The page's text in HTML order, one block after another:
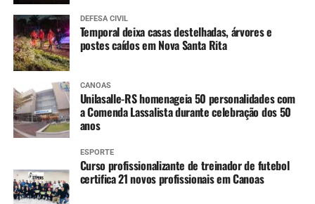
DEFESA CIVIL
Temporal deixa casas destelhadas, árvores e
postes caídos em Nova Santa Rita
CANOAS
Unilasalle-RS homenageia 50 personalidades com
a Comenda Lassalista durante celebração dos 50
anos
ESPORTE
Curso profissionalizante de treinador de futebol
certifica 21 novos profissionais em Canoas